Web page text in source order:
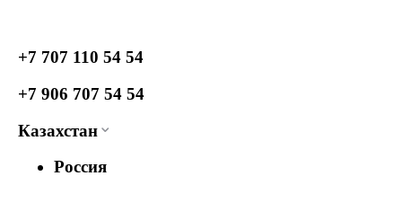
+7 707 110 54 54
+7 906 707 54 54
Казахстан
Россия